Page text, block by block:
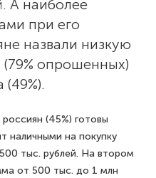
А наиболее
при его
назвали низкую
опрошенных)
(49%).
(45%) готовы
наличными на покупку
тыс. рублей. На втором
от 500 тыс. до 1 млн